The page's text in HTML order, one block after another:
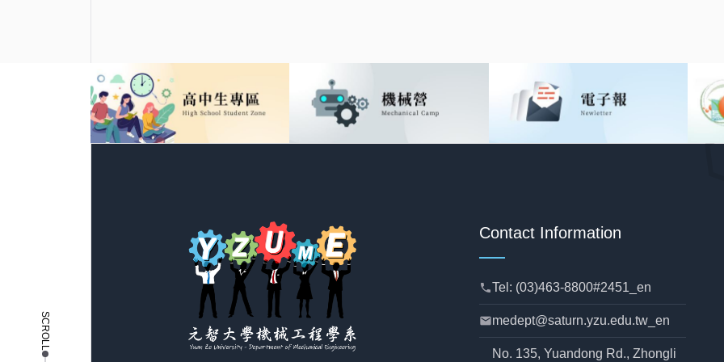
Contact Information
phoneTel: (03)463-8800#2451_en
mailmedept@saturn.yzu.edu.tw_en
No. 135, Yuandong Rd., Zhongli
SCROLL